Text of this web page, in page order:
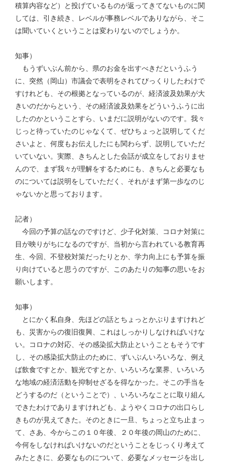
積算内容など）と投げているものが返ってきてないものに関
しては、引き続き、レベルが事務レベルでありながら、そこ
は聞いていくということは変わりないのでしょうか。
知事）
もうずいぶん前から、県のお金を出すべきだというふう
に、突然（岡山）市議会で表明をされてびっくりしたわけで
すけれども、その根拠となっているのが、経済波及効果が大
きいのだからという、その経済波及効果をどういうふうに出
したのかということすら、いまだに説明がないのです。我々
じっと待っていたのじゃなくて、ぜひちょっと説明してくだ
さいよと、何度もお伝えしたにも関わらず、説明していただ
いていない。実際、きちんとした会話が成立をしておりませ
んので、まず我々が理解をするためにも、きちんと必要なも
のについては説明をしていただく、それがまず第一歩なのじ
ゃないかと思っております。
記者）
今回の予算の話なのですけど、少子化対策、コロナ対策に
目が映りがちになるのですが、当初から言われている教育再
生、今回、不登校対策だったりとか、学力向上にも予算を振
り向けていると思うのですが、このあたりの知事の思いをお
願いします。
知事）
とにかく私自身、先ほどの話とちょっとかぶりますけれど
も、災害からの復旧復興、これはしっかりしなければいけな
い。コロナの対応、その感染拡大防止ということもそうです
し、その感染拡大防止のために、ずいぶんいろいろな、例え
ば飲食ですとか、観光ですとか、いろいろな業界、いろいろ
な地域の経済活動を抑制せざるを得なかった。そこの手当を
どうするのだ（ということで）、いろいろなことに取り組ん
できたわけでありますけれども、ようやくコロナの出口らし
きものが見えてきた。そのときに一旦、ちょっと立ち止まっ
て、さあ、今からこの１０年後、２０年後の岡山のために、
今何をしなければいけないのだということをじっくり考えて
みたときに、必要なものについて、必要なメッセージを出し